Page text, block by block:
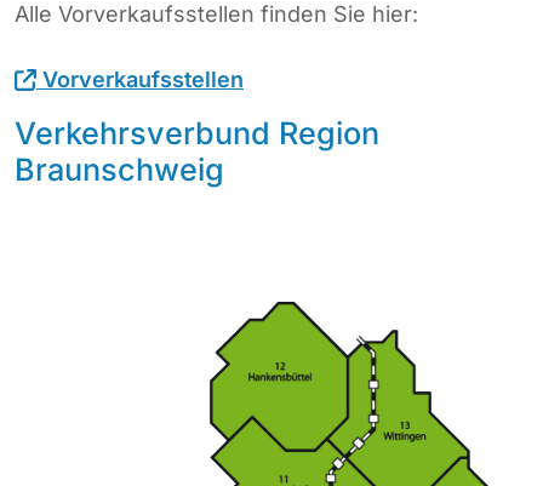
Alle Vorverkaufsstellen finden Sie hier:
Vorverkaufsstellen
Verkehrsverbund Region
Braunschweig